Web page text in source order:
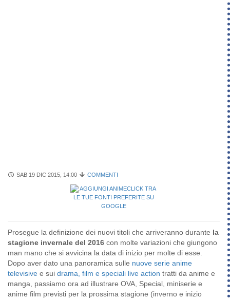
SAB 19 DIC 2015, 14:00 COMMENTI
Prosegue la definizione dei nuovi titoli che arriveranno durante la
stagione invernale del 2016 con molte variazioni che giungono
man mano che si avvicina la data di inizio per molte di esse.
Dopo aver dato una panoramica sulle nuove serie anime
televisive e sui drama, film e speciali live action tratti da anime e
manga, passiamo ora ad illustrare OVA, Special, miniserie e
anime film previsti per la prossima stagione (inverno e inizio